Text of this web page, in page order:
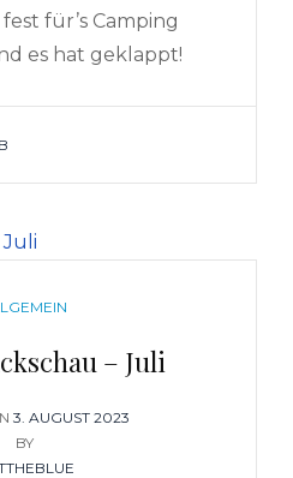
für’s Camping
es hat geklappt!
– Juli
POSTED
ON
3. AUGUST 2023
BY